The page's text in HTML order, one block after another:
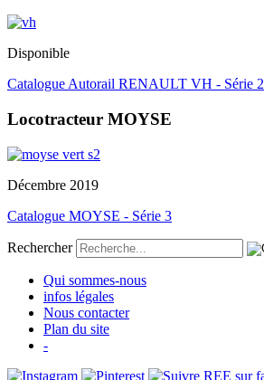
Disponible
Catalogue Autorail RENAULT VH - Série 2
Locotracteur MOYSE
Décembre 2019
Catalogue MOYSE - Série 3
Rechercher
Qui sommes-nous
infos légales
Nous contacter
Plan du site
-